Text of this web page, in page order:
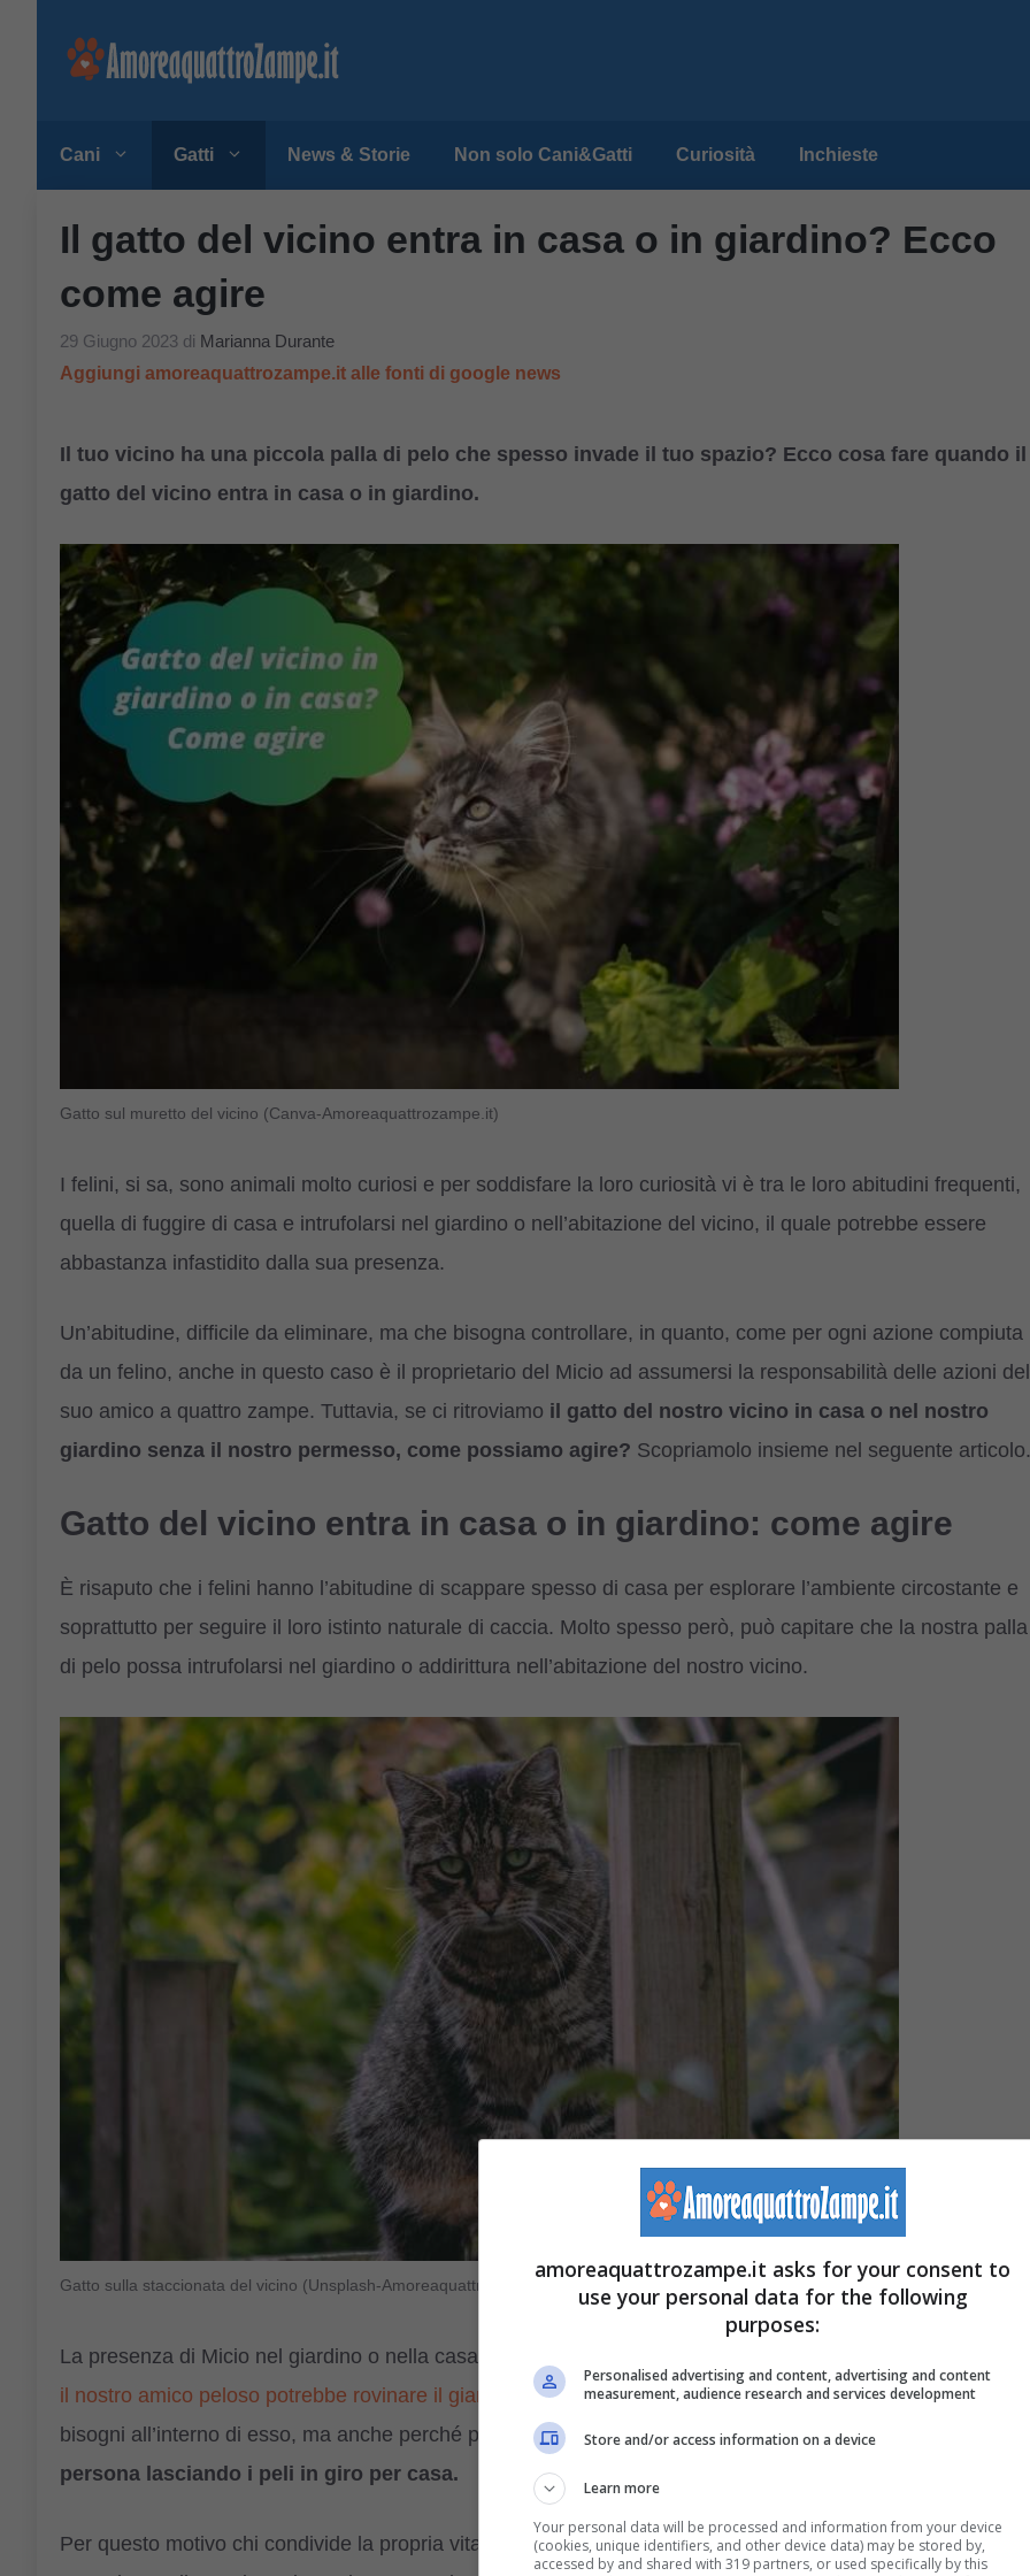
Cani Gatti News & Storie Non solo Cani&Gatti Curiosità Inchieste
Il gatto del vicino entra in casa o in giardino? Ecco
come agire
29 Giugno 2023 di Marianna Durante
Aggiungi amoreaquattrozampe.it alle fonti di google news
Il tuo vicino ha una piccola palla di pelo che spesso invade il tuo spazio? Ecco cosa fare quando il
gatto del vicino entra in casa o in giardino.
Gatto sul muretto del vicino (Canva-Amoreaquattrozampe.it)
I felini, si sa, sono animali molto curiosi e per soddisfare la loro curiosità vi è tra le loro abitudini frequenti,
quella di fuggire di casa e intrufolarsi nel giardino o nell’abitazione del vicino, il quale potrebbe essere
abbastanza infastidito dalla sua presenza.
Un’abitudine, difficile da eliminare, ma che bisogna controllare, in quanto, come per ogni azione compiuta
da un felino, anche in questo caso è il proprietario del Micio ad assumersi la responsabilità delle azioni del
suo amico a quattro zampe. Tuttavia, se ci ritroviamo il gatto del nostro vicino in casa o nel nostro
giardino senza il nostro permesso, come possiamo agire? Scopriamolo insieme nel seguente articolo.
Gatto del vicino entra in casa o in giardino: come agire
È risaputo che i felini hanno l’abitudine di scappare spesso di casa per esplorare l’ambiente circostante e
soprattutto per seguire il loro istinto naturale di caccia. Molto spesso però, può capitare che la nostra palla
di pelo possa intrufolarsi nel giardino o addirittura nell’abitazione del nostro vicino.
Gatto sulla staccionata del vicino (Unsplash-Amoreaquattrozampe.it)
La presenza di Micio nel giardino o nella casa del vicino, può facilmente infastidire quest’ultimo, sia
il nostro amico peloso potrebbe rovinare il giardino mangiando le piante,sia perché potrebbe fare i suoi
bisogni all’interno di esso, ma anche perché potrebbe, in caso di allergie,causare danni di salute alla
persona lasciando i peli in giro per casa.
Per questo motivo chi condivide la propria vita con un amico a quattro zampe deve sapere che è compito
amoreaquattrozampe.it asks for your consent to
use your personal data for the following
purposes:
Personalised advertising and content, advertising and content
measurement, audience research and services development
Store and/or access information on a device
Learn more
Your personal data will be processed and information from your device
(cookies, unique identifiers, and other device data) may be stored by,
accessed by and shared with 319 partners, or used specifically by this